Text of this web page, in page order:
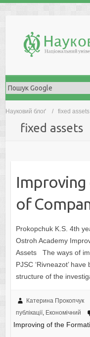
Науковий блоґ fixed assets
fixed assets
of
Prokopchuk K.S. 4th
Ostroh Academy
Assets The ways of
PJSC ‘Rivneazot’
structure of the
Катерина Прокопчук
публікації, Економічний
Improving of the